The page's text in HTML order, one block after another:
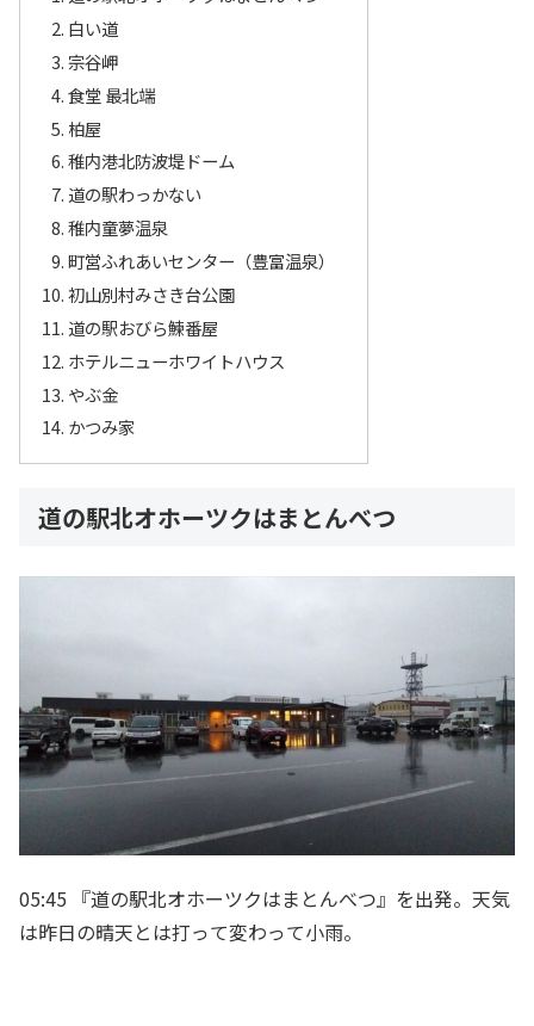
白い道
宗谷岬
食堂 最北端
柏屋
稚内港北防波堤ドーム
道の駅わっかない
稚内童夢温泉
町営ふれあいセンター（豊富温泉）
初山別村みさき台公園
道の駅おびら鰊番屋
ホテルニューホワイトハウス
やぶ金
かつみ家
道の駅北オホーツクはまとんべつ
05:45 『道の駅北オホーツクはまとんべつ』を出発。天気
は昨日の晴天とは打って変わって小雨。